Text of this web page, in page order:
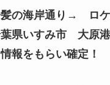
髪の海岸通り→ ロ
県いすみ市 大原
報をもらい確定！